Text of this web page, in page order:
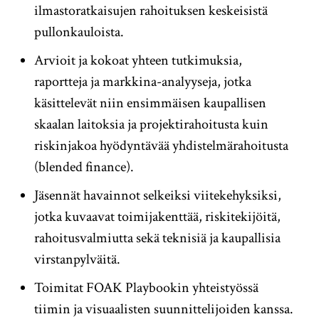
ilmastoratkaisujen rahoituksen keskeisistä
pullonkauloista.
Arvioit ja kokoat yhteen tutkimuksia,
raportteja ja markkina-analyyseja, jotka
käsittelevät niin ensimmäisen kaupallisen
skaalan laitoksia ja projektirahoitusta kuin
riskinjakoa hyödyntävää yhdistelmärahoitusta
(blended finance).
Jäsennät havainnot selkeiksi viitekehyksiksi,
jotka kuvaavat toimijakenttää, riskitekijöitä,
rahoitusvalmiutta sekä teknisiä ja kaupallisia
virstanpylväitä.
Toimitat FOAK Playbookin yhteistyössä
tiimin ja visuaalisten suunnittelijoiden kanssa.